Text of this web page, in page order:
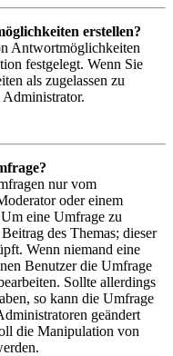
erstellen?
Antwortmöglichkeiten
festgelegt. Wenn Sie
als zugelassen zu
nur vom
oder einem
eine Umfrage zu
des Themas; dieser
Wenn niemand eine
Benutzer die Umfrage
Sollte allerdings
so kann die Umfrage
geändert
die Manipulation von